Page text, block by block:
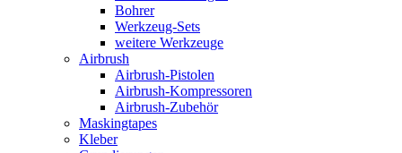
Bohrer
Werkzeug-Sets
weitere Werkzeuge
Airbrush
Airbrush-Pistolen
Airbrush-Kompressoren
Airbrush-Zubehör
Maskingtapes
Kleber